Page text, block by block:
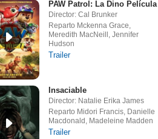
PAW Patrol: La Dino Película
Director: Cal Brunker
Reparto Mckenna Grace,
Meredith MacNeill, Jennifer
Hudson
Trailer
Insaciable
Director: Natalie Erika James
Reparto Midori Francis, Danielle
Macdonald, Madeleine Madden
Trailer